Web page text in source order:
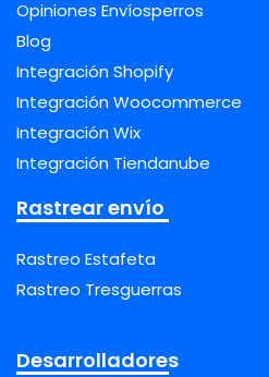
Opiniones Envíosperros
Blog
Integración Shopify
Integración Woocommerce
Integración Wix
Integración Tiendanube
Rastrear envío
Rastreo Estafeta
Rastreo Tresguerras
Desarrolladores